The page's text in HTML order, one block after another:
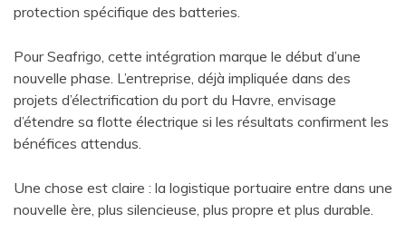
protection spécifique des batteries.
Pour Seafrigo, cette intégration marque le début d’une
nouvelle phase. L’entreprise, déjà impliquée dans des
projets d’électrification du port du Havre, envisage
d’étendre sa flotte électrique si les résultats confirment les
bénéfices attendus.
Une chose est claire : la logistique portuaire entre dans une
nouvelle ère, plus silencieuse, plus propre et plus durable.